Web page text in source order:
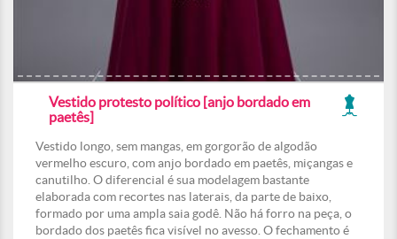
Vestido protesto político [anjo bordado em
paetês]
Vestido longo, sem mangas, em gorgorão de algodão
vermelho escuro, com anjo bordado em paetês, miçangas e
canutilho. O diferencial é sua modelagem bastante
elaborada com recortes nas laterais, da parte de baixo,
formado por uma ampla saia godê. Não há forro na peça, o
bordado dos paetês fica visível no avesso. O fechamento é